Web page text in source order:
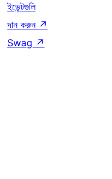
ইভেন্টগুলি
দান করুন ↗
Swag ↗